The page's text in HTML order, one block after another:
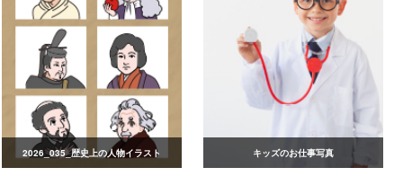
2026_035_歴史上の人物イラスト キッズのお仕事写真